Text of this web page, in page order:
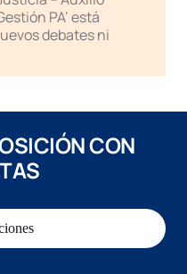
PA’ está
debates ni
CON